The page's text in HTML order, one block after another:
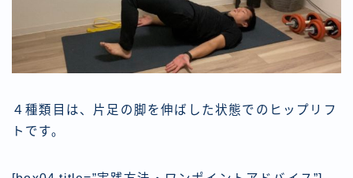
４種類目は、片足の脚を伸ばした状態でのヒップリフ
トです。